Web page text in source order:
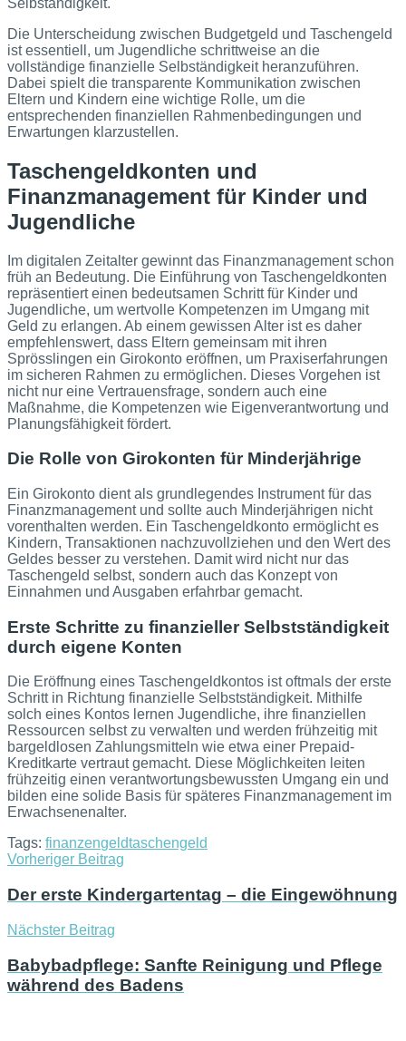
Die Unterscheidung zwischen Budgetgeld und Taschengeld
ist essentiell, um Jugendliche schrittweise an die
vollständige finanzielle Selbständigkeit heranzuführen.
Dabei spielt die transparente Kommunikation zwischen
Eltern und Kindern eine wichtige Rolle, um die
entsprechenden finanziellen Rahmenbedingungen und
Erwartungen klarzustellen.
Taschengeldkonten und
Finanzmanagement für Kinder und
Jugendliche
Im digitalen Zeitalter gewinnt das Finanzmanagement schon
früh an Bedeutung. Die Einführung von Taschengeldkonten
repräsentiert einen bedeutsamen Schritt für Kinder und
Jugendliche, um wertvolle Kompetenzen im Umgang mit
Geld zu erlangen. Ab einem gewissen Alter ist es daher
empfehlenswert, dass Eltern gemeinsam mit ihren
Sprösslingen ein Girokonto eröffnen, um Praxiserfahrungen
im sicheren Rahmen zu ermöglichen. Dieses Vorgehen ist
nicht nur eine Vertrauensfrage, sondern auch eine
Maßnahme, die Kompetenzen wie Eigenverantwortung und
Planungsfähigkeit fördert.
Die Rolle von Girokonten für Minderjährige
Ein Girokonto dient als grundlegendes Instrument für das
Finanzmanagement und sollte auch Minderjährigen nicht
vorenthalten werden. Ein Taschengeldkonto ermöglicht es
Kindern, Transaktionen nachzuvollziehen und den Wert des
Geldes besser zu verstehen. Damit wird nicht nur das
Taschengeld selbst, sondern auch das Konzept von
Einnahmen und Ausgaben erfahrbar gemacht.
Erste Schritte zu finanzieller Selbstständigkeit
durch eigene Konten
Die Eröffnung eines Taschengeldkontos ist oftmals der erste
Schritt in Richtung finanzielle Selbstständigkeit. Mithilfe
solch eines Kontos lernen Jugendliche, ihre finanziellen
Ressourcen selbst zu verwalten und werden frühzeitig mit
bargeldlosen Zahlungsmitteln wie etwa einer Prepaid-
Kreditkarte vertraut gemacht. Diese Möglichkeiten leiten
frühzeitig einen verantwortungsbewussten Umgang ein und
bilden eine solide Basis für späteres Finanzmanagement im
Erwachsenenalter.
Tags: finanzengeldtaschengeld
Vorheriger Beitrag
Der erste Kindergartentag – die Eingewöhnung
Nächster Beitrag
Babybadpflege: Sanfte Reinigung und Pflege
während des Badens